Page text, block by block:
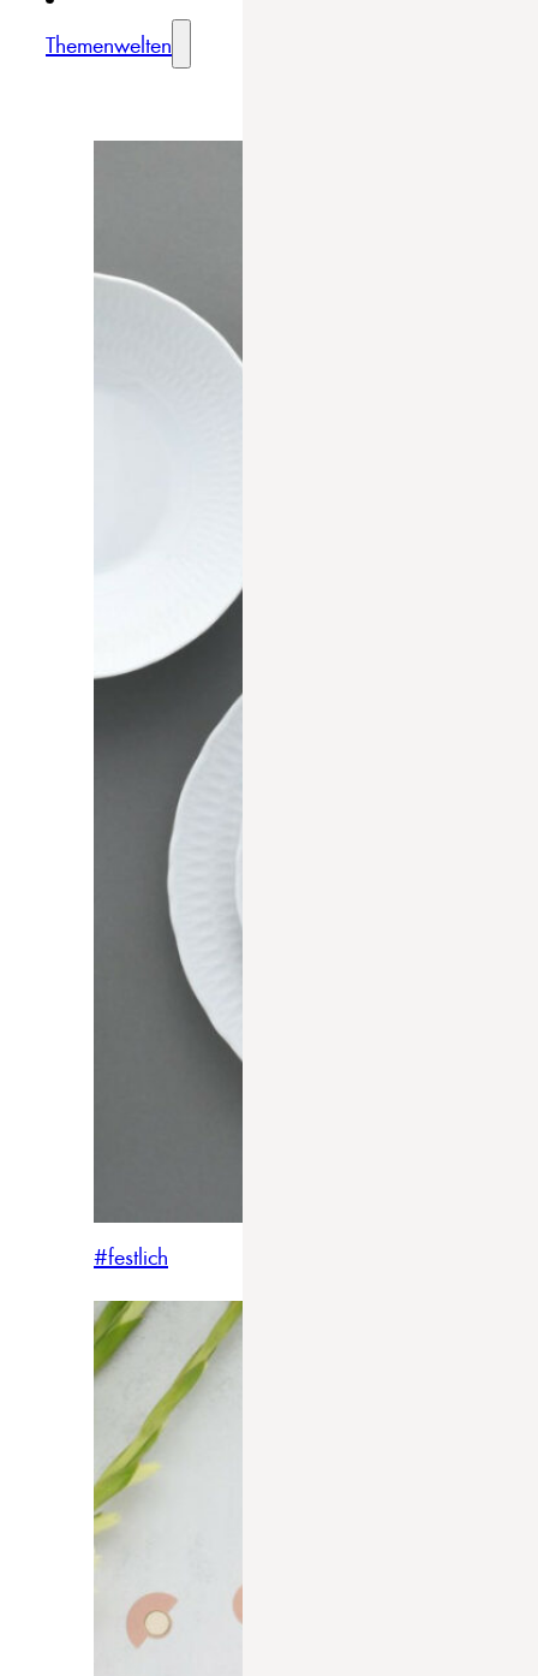
Themenwelten
#festlich